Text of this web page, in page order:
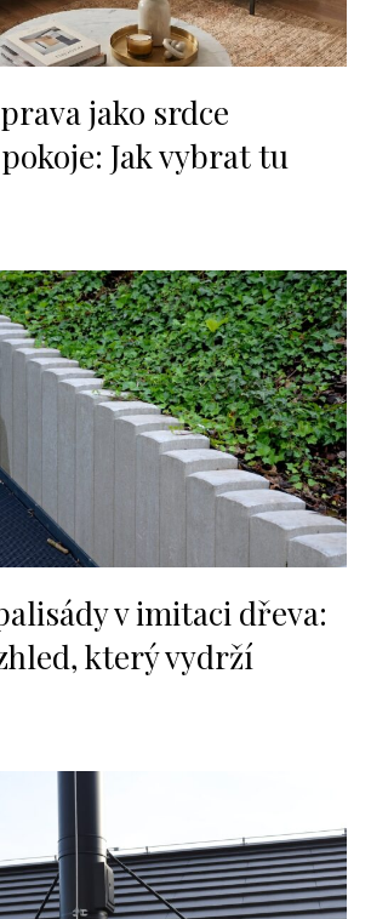
jako srdce
Jak vybrat tu
v imitaci dřeva:
který vydrží